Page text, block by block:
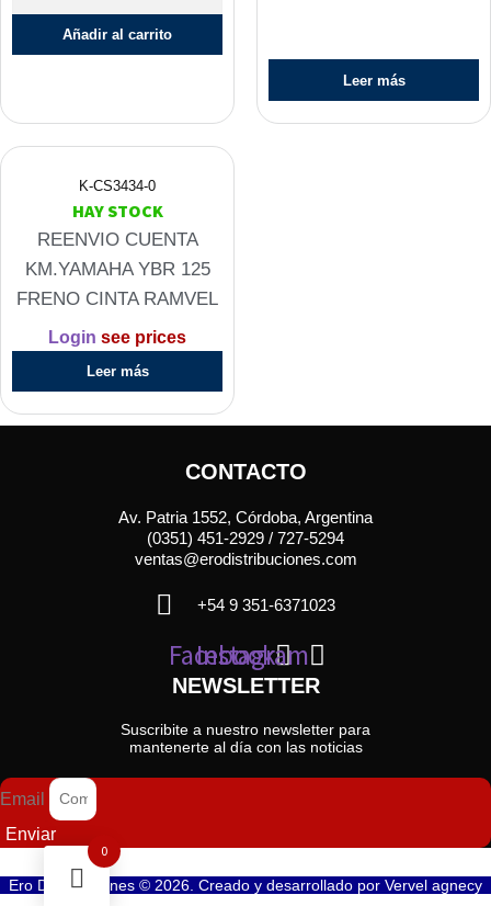
CANASTA
EMBRAGUE
(GRANDE)
RAMVEL
Añadir al carrito
Leer más
K-CS3434-0
HAY STOCK
REENVIO CUENTA
KM.YAMAHA YBR 125
FRENO CINTA RAMVEL
Login see prices
Leer más
CONTACTO
Av. Patria 1552, Córdoba, Argentina
(0351) 451-2929 / 727-5294
ventas@erodistribuciones.com
+54 9 351-6371023
Facebook
Instagram
NEWSLETTER
Suscribite a nuestro newsletter para
mantenerte al día con las noticias
Email
Enviar
Ero Distribuciones © 2026. Creado y desarrollado por Vervel agnecy
0